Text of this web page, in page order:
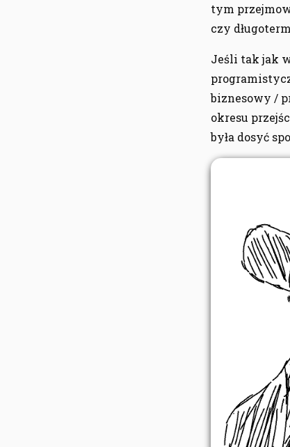
tym
czy
Jeśli tak jak
biznesowy /
okresu
była dosyć